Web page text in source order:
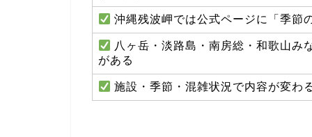
沖縄残波岬では公式ページに「季節
八ヶ岳・淡路島・南房総・和歌山み
がある
施設・季節・混雑状況で内容が変わ